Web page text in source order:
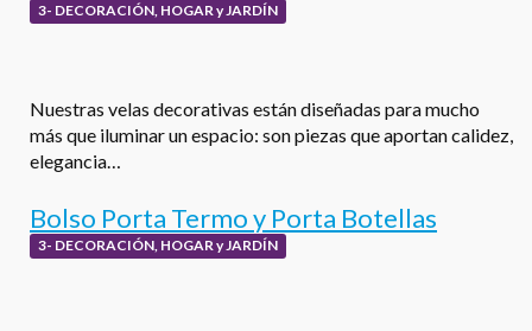
3- DECORACIÓN, HOGAR y JARDÍN
Nuestras velas decorativas están diseñadas para mucho
más que iluminar un espacio: son piezas que aportan calidez,
elegancia…
Bolso Porta Termo y Porta Botellas
3- DECORACIÓN, HOGAR y JARDÍN